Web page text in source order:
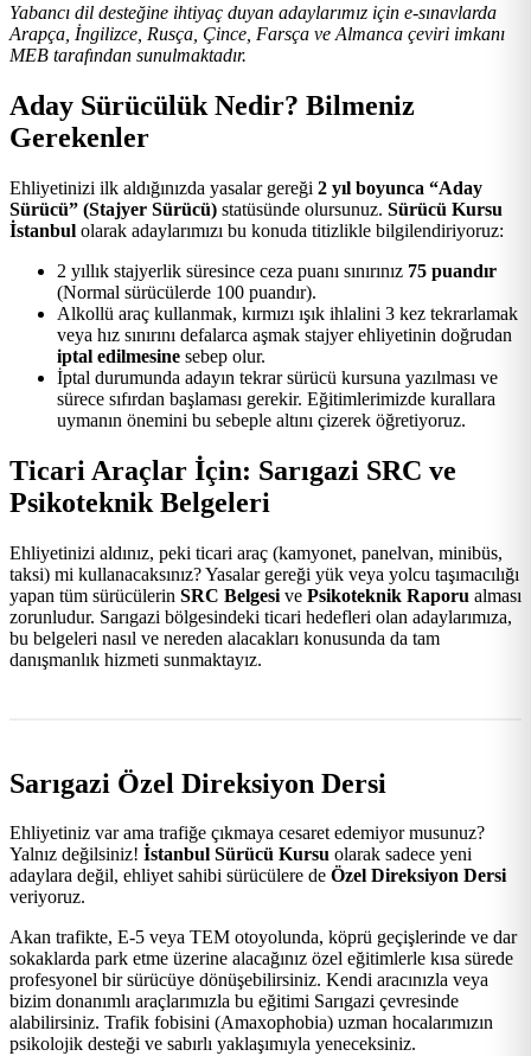
Yabancı dil desteğine ihtiyaç duyan adaylarımız için e-sınavlarda
Arapça, İngilizce, Rusça, Çince, Farsça ve Almanca çeviri imkanı
MEB tarafından sunulmaktadır.
Aday Sürücülük Nedir? Bilmeniz
Gerekenler
Ehliyetinizi ilk aldığınızda yasalar gereği 2 yıl boyunca “Aday
Sürücü” (Stajyer Sürücü) statüsünde olursunuz. Sürücü Kursu
İstanbul olarak adaylarımızı bu konuda titizlikle bilgilendiriyoruz:
2 yıllık stajyerlik süresince ceza puanı sınırınız 75 puandır
(Normal sürücülerde 100 puandır).
Alkollü araç kullanmak, kırmızı ışık ihlalini 3 kez tekrarlamak
veya hız sınırını defalarca aşmak stajyer ehliyetinin doğrudan
iptal edilmesine sebep olur.
İptal durumunda adayın tekrar sürücü kursuna yazılması ve
sürece sıfırdan başlaması gerekir. Eğitimlerimizde kurallara
uymanın önemini bu sebeple altını çizerek öğretiyoruz.
Ticari Araçlar İçin: Sarıgazi SRC ve
Psikoteknik Belgeleri
Ehliyetinizi aldınız, peki ticari araç (kamyonet, panelvan, minibüs,
taksi) mi kullanacaksınız? Yasalar gereği yük veya yolcu taşımacılığı
yapan tüm sürücülerin SRC Belgesi ve Psikoteknik Raporu alması
zorunludur. Sarıgazi bölgesindeki ticari hedefleri olan adaylarımıza,
bu belgeleri nasıl ve nereden alacakları konusunda da tam
danışmanlık hizmeti sunmaktayız.
Sarıgazi Özel Direksiyon Dersi
Ehliyetiniz var ama trafiğe çıkmaya cesaret edemiyor musunuz?
Yalnız değilsiniz! İstanbul Sürücü Kursu olarak sadece yeni
adaylara değil, ehliyet sahibi sürücülere de Özel Direksiyon Dersi
veriyoruz.
Akan trafikte, E-5 veya TEM otoyolunda, köprü geçişlerinde ve dar
sokaklarda park etme üzerine alacağınız özel eğitimlerle kısa sürede
profesyonel bir sürücüye dönüşebilirsiniz. Kendi aracınızla veya
bizim donanımlı araçlarımızla bu eğitimi Sarıgazi çevresinde
alabilirsiniz. Trafik fobisini (Amaxophobia) uzman hocalarımızın
psikolojik desteği ve sabırlı yaklaşımıyla yeneceksiniz.